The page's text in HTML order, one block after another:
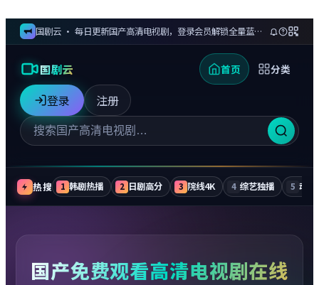
国剧云 · 每日更新国产高清电视剧，登录会员解锁全量蓝光剧集与无广告追更
国剧云 首页 分类
登录 注册
热搜 1 韩剧热播 2 日剧高分 3 院线4K 4 综艺独播 5 动漫
国产免费观看高清电视剧在线